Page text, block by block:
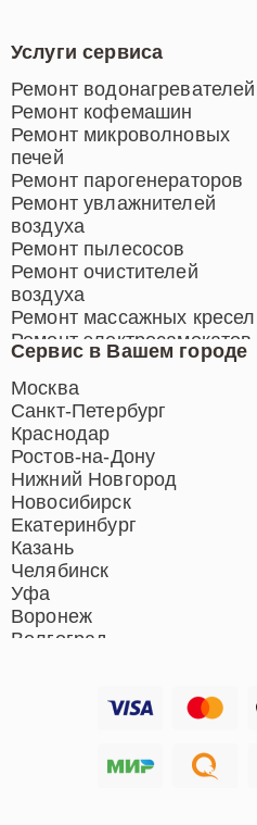
Сервис в Вашем городе
Москва
Санкт-Петербург
Краснодар
Ростов-на-Дону
Нижний Новгород
Новосибирск
Екатеринбург
Казань
Челябинск
Уфа
Воронеж
Волгоград
Хабаровск
Услуги сервиса
Ремонт водонагревателей
Ремонт кофемашин
Ремонт микроволновых
печей
Ремонт парогенераторов
Ремонт увлажнителей
воздуха
Ремонт пылесосов
Ремонт очистителей
воздуха
Ремонт массажных кресел
Ремонт электросамокатов
Ремонт индукционных плит
Ремонт роботов-пылесосов
Ремонт гладильных систем
Ремонт отпаривателей
Ремонт вертикальных
пылесосов